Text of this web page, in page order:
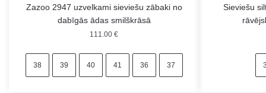
Zazoo 2947 uzvelkami sieviešu zābaki no
dabīgās ādas smilškrāsā
111.00 €
38 39 40 41 36 37
Sieviešu